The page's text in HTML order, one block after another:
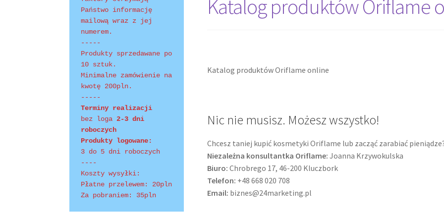
Shopping Tips Terms of Use
Katalog produktów Oriflame
Katalog produktów Oriflame online
Nic nie musisz. Możesz wszystko!
Chcesz taniej kupić kosmetyki Oriflame lub zacząć zarabiać
Niezależna konsultantka Oriflame: Joanna Krzywokulska
Biuro: Chrobrego 17, 46-200 Kluczbork
Telefon: +48 668 020 708
Email: biznes@24marketing.pl
Państwo informację
mailową wraz z jej
numerem.
-----
Produkty sprzedawane po
10 sztuk.
Minimalne zamówienie na
kwotę 200pln.
-----
Terminy realizacji
bez loga 2-3 dni
roboczych
Produkty logowane:
3 do 5 dni roboczych
----
Koszty wysyłki:
Płatne przelewem: 20pln
Za pobraniem: 35pln